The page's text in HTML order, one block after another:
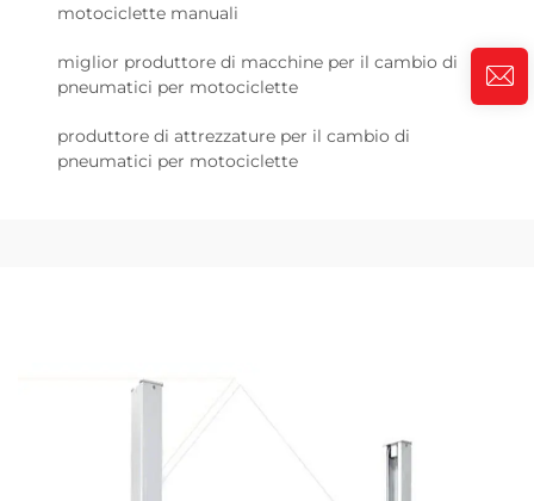
motociclette manuali
miglior produttore di macchine per il cambio di
pneumatici per motociclette
produttore di attrezzature per il cambio di
pneumatici per motociclette